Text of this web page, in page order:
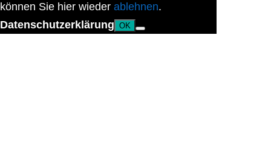
können Sie hier wieder ablehnen.
Datenschutzerklärung OK